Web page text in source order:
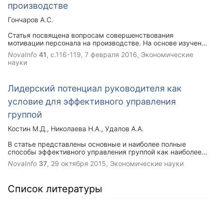
формирование и развитие мотивов, управление ими с
целью изменения поведения людей, необходимого для
реализации целей, корректировка мотивационного
процесса в зависимости от степени достижения
результатов. В статье рассмотрены вопросы
совершенствования системы мотивации.
производстве
Гончаров А.С.
Cтатья посвящена вопросам совершенствования
мотивации персонала на производстве. На основе изучения
теоретических подходов к проблеме мотивации и
мотивационных теорий, автор показывает, что система
мотивации персонала должна изменяться, постоянно
стратегические цели развития предприятия.
NovaInfo 41 , с.116-119, 7 февраля 2016, Экономические
науки
Лидерский потенциал руководителя как
условие для эффективного управления
группой
Костин М.Д. Николаева Н.А. Удалов А.А.
В статье представлены основные и наиболее полные
способы эффективного управления группой как наиболее
важным фактором в достижении поставленных целей.
Рассмотрен перечень качеств и функций, которыми
NovaInfo 37, 29 октября 2015, Экономические науки
Список литературы